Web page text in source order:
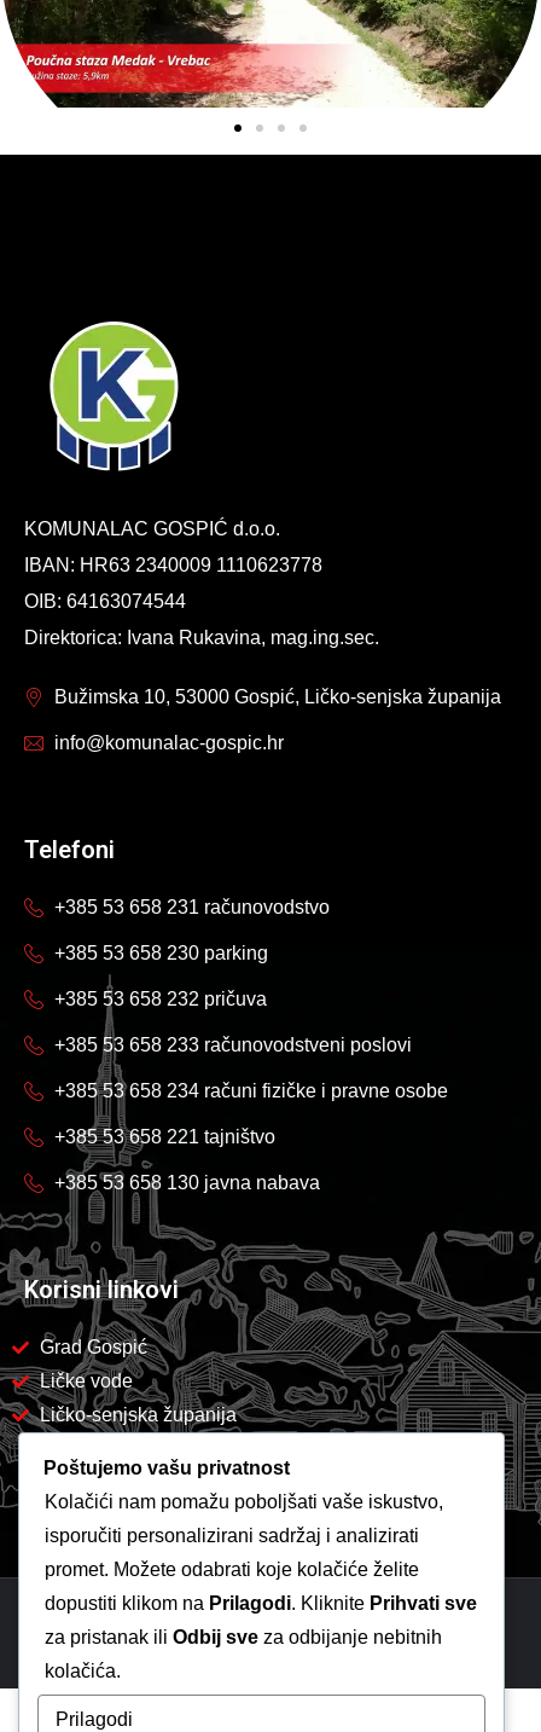
KOMUNALAC GOSPIĆ d.o.o.
IBAN: HR63 2340009 1110623778
OIB: 64163074544
Direktorica: Ivana Rukavina, mag.ing.sec.
Bužimska 10, 53000 Gospić, Ličko-senjska županija
info@komunalac-gospic.hr
Telefoni
+385 53 658 231 računovodstvo
+385 53 658 230 parking
+385 53 658 232 pričuva
+385 53 658 233 računovodstveni poslovi
+385 53 658 234 računi fizičke i pravne osobe
+385 53 658 221 tajništvo
+385 53 658 130 javna nabava
Korisni linkovi
Grad Gospić
Ličke vode
Ličko-senjska županija
Copyright 2026 -Komunalac Gospić
Poštujemo vašu privatnost
Kolačići nam pomažu poboljšati vaše iskustvo,
isporučiti personalizirani sadržaj i analizirati
promet. Možete odabrati koje kolačiće želite
dopustiti klikom na Prilagodi. Kliknite Prihvati sve
za pristanak ili Odbij sve za odbijanje nebitnih
kolačića.
Prilagodi